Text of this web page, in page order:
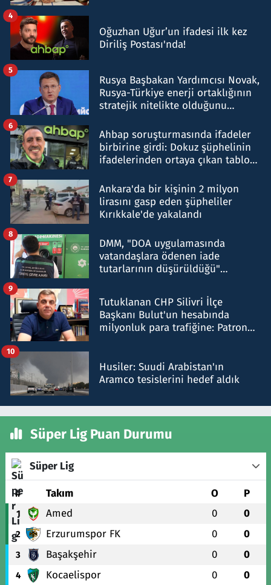
Oğuzhan Uğur’un ifadesi ilk kez
Diriliş Postası'nda!
4
Rusya Başbakan Yardımcısı Novak,
Rusya-Türkiye enerji ortaklığının
stratejik nitelikte olduğunu
5
Ahbap soruşturmasında ifadeler
birbirine girdi: Dokuz şüphelinin
ifadelerinden ortaya çıkan tablo
6
Ankara'da bir kişinin 2 milyon
lirasını gasp eden şüpheliler
Kırıkkale'de yakalandı
7
DMM, "DOA uygulamasında
vatandaşlara ödenen iade
tutarlarının düşürüldüğü"
8
Tutuklanan CHP Silivri İlçe
Başkanı Bulut'un hesabında
milyonluk para trafiğine: Patron
9
Husiler: Suudi Arabistan'ın
Aramco tesislerini hedef aldık
10
Süper Lig Puan Durumu
Süper Lig
# Takım O P
1 Amed 0 0
2 Erzurumspor FK 0 0
3 Başakşehir 0 0
4 Kocaelispor 0 0